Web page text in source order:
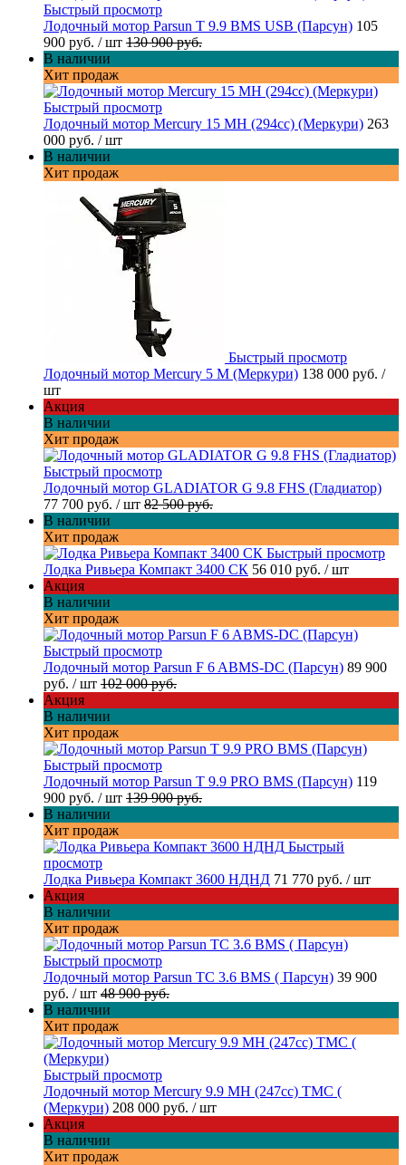
Быстрый просмотр
Лодочный мотор Parsun T 9.9 BMS USB (Парсун) 105
900 руб. / шт 130 900 руб.
В наличии
Хит продаж
Быстрый просмотр
Лодочный мотор Mercury 15 MH (294cc) (Меркури) 263
000 руб. / шт
В наличии
Хит продаж
Быстрый просмотр
Лодочный мотор Mercury 5 M (Меркури) 138 000 руб. /
шт
Акция
В наличии
Хит продаж
Быстрый просмотр
Лодочный мотор GLADIATOR G 9.8 FHS (Гладиатор)
77 700 руб. / шт 82 500 руб.
В наличии
Хит продаж
Быстрый просмотр
Лодка Ривьера Компакт 3400 СК 56 010 руб. / шт
Акция
В наличии
Хит продаж
Быстрый просмотр
Лодочный мотор Parsun F 6 ABMS-DC (Парсун) 89 900
руб. / шт 102 000 руб.
Акция
В наличии
Хит продаж
Быстрый просмотр
Лодочный мотор Parsun T 9.9 PRO BMS (Парсун) 119
900 руб. / шт 139 900 руб.
В наличии
Хит продаж
Быстрый
просмотр
Лодка Ривьера Компакт 3600 НДНД 71 770 руб. / шт
Акция
В наличии
Хит продаж
Быстрый просмотр
Лодочный мотор Parsun TC 3.6 BMS ( Парсун) 39 900
руб. / шт 48 900 руб.
В наличии
Хит продаж
Быстрый просмотр
Лодочный мотор Mercury 9.9 МН (247cc) TMC (
(Меркури) 208 000 руб. / шт
Акция
В наличии
Хит продаж